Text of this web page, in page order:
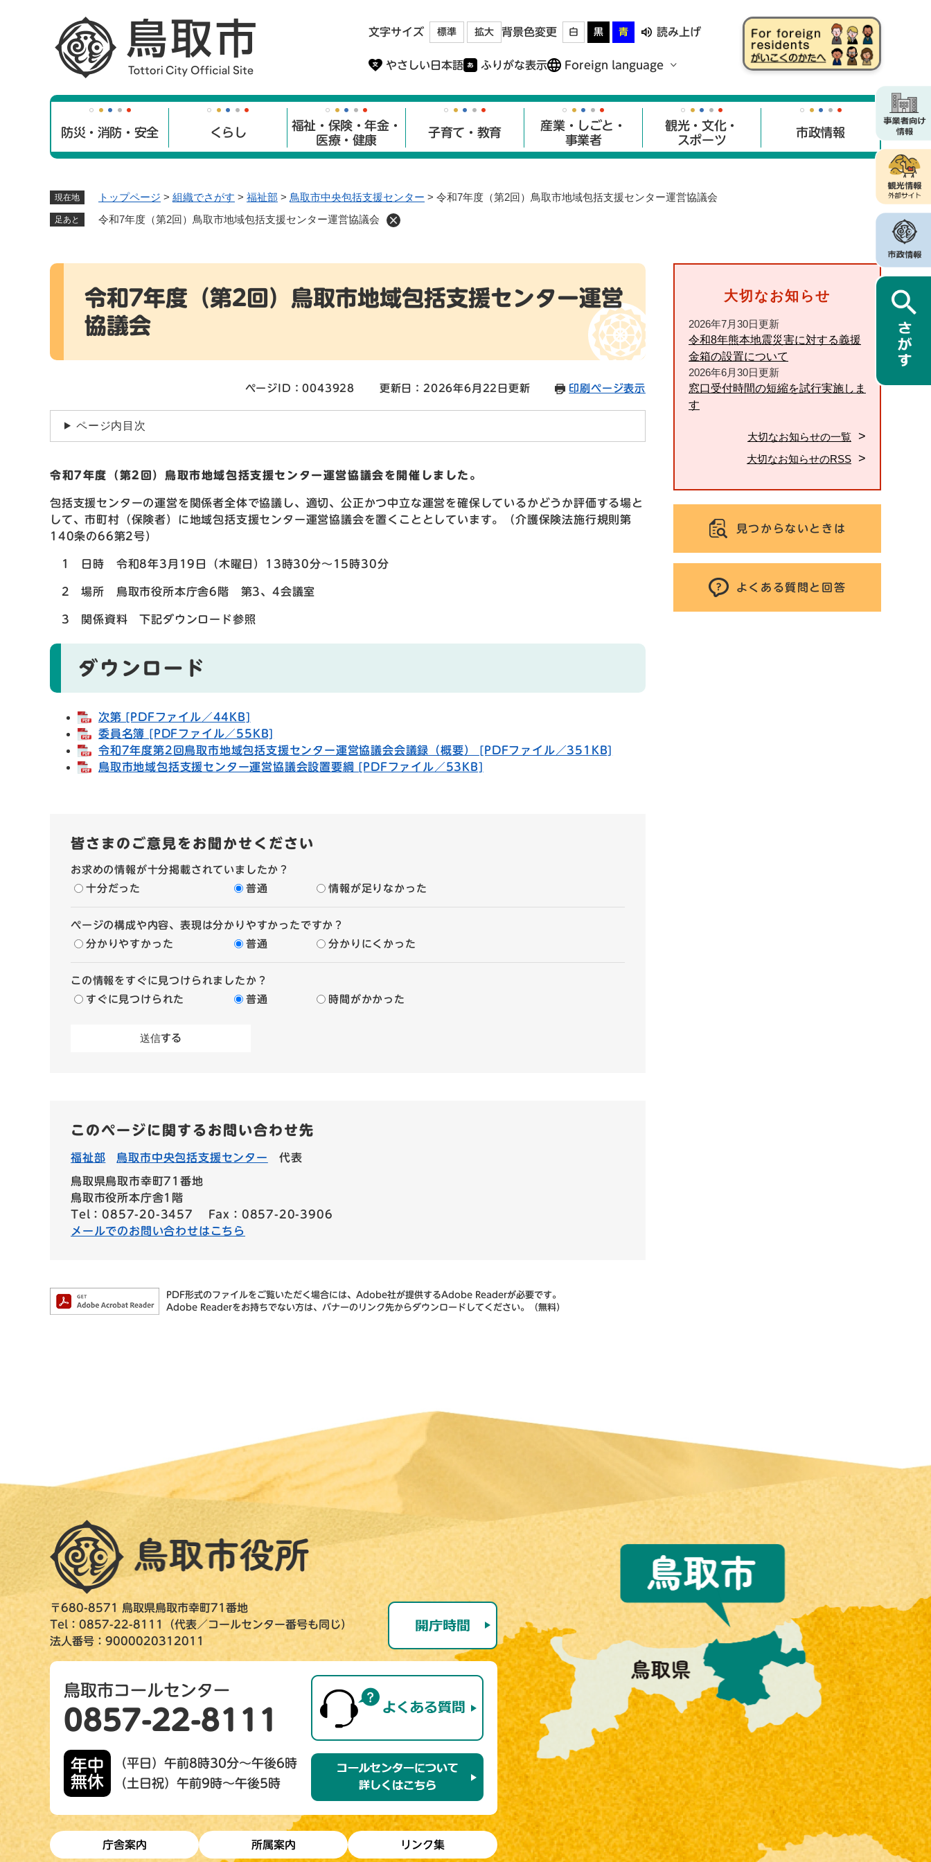
文字サイズ 標準 拡大 背景色変更 白 黒 青 読み上げ
やさしい日本語 ふりがな表示 Foreign language
防災・消防・安全 くらし
福祉・保険・年金・
医療・健康
子育て・教育
産業・しごと・
事業者
観光・文化・
スポーツ
市政情報
現在地 トップページ > 組織でさがす > 福祉部 > 鳥取市中央包括支援センター > 令和7年度（第2回）鳥取市地域包括支援センター運営協議会
足あと 令和7年度（第2回）鳥取市地域包括支援センター運営協議会
本
令和7年度（第2回）鳥取市地域包括支援センター運営
協議会
ページID：0043928 更新日：2026年6月22日更新 印刷ページ表示
ページ内目次
令和7年度（第2回）鳥取市地域包括支援センター運営協議会を開催しました。
包括支援センターの運営を関係者全体で協議し、適切、公正かつ中立な運営を確保しているかどうか評価する場と
して、市町村（保険者）に地域包括支援センター運営協議会を置くこととしています。（介護保険法施行規則第
140条の66第2号）
1 日時 令和8年3月19日（木曜日）13時30分～15時30分
2 場所 鳥取市役所本庁舎6階 第3、4会議室
3 関係資料 下記ダウンロード参照
ダウンロード
次第 [PDFファイル／44KB]
委員名簿 [PDFファイル／55KB]
令和7年度第2回鳥取市地域包括支援センター運営協議会会議録（概要） [PDFファイル／351KB]
鳥取市地域包括支援センター運営協議会設置要綱 [PDFファイル／53KB]
皆さまのご意見をお聞かせください
お求めの情報が十分掲載されていましたか？
十分だった
普通 情報が足りなかった
ページの構成や内容、表現は分かりやすかったですか？
分かりやすかった
普通 分かりにくかった
この情報をすぐに見つけられましたか？
すぐに見つけられた
普通 時間がかかった
このページに関するお問い合わせ先
福祉部 鳥取市中央包括支援センター 代表
鳥取県鳥取市幸町71番地
鳥取市役所本庁舎1階
Tel：0857-20-3457
Fax：0857-20-3906
メールでのお問い合わせはこちら
PDF形式のファイルをご覧いただく場合には、Adobe社が提供するAdobe Readerが必要です。
Adobe Readerをお持ちでない方は、バナーのリンク先からダウンロードしてください。（無料）
大切なお知らせ
2026年7月30日更新
令和8年熊本地震災害に対する義援
金箱の設置について
2026年6月30日更新
窓口受付時間の短縮を試行実施しま
す
大切なお知らせの一覧
大切なお知らせのRSS
見つからないときは
よくある質問と回答
〒680-8571 鳥取県鳥取市幸町71番地
Tel：0857-22-8111（代表／コールセンター番号も同じ）
法人番号：9000020312011
鳥取市コールセンター
0857-22-8111
年中
無休
（平日）午前8時30分～午後6時
（土日祝）午前9時～午後5時
庁舎案内 所属案内 リンク集